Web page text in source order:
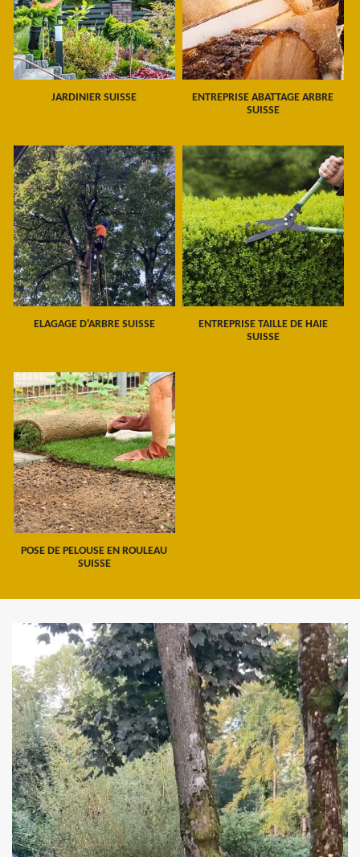
JARDINIER SUISSE
ENTREPRISE ABATTAGE ARBRE
SUISSE
ELAGAGE D'ARBRE SUISSE
ENTREPRISE TAILLE DE HAIE
SUISSE
POSE DE PELOUSE EN ROULEAU
SUISSE